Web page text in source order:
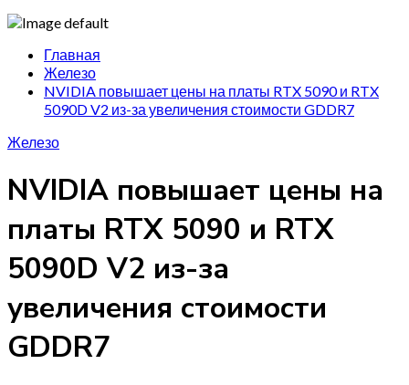
Главная
Железо
NVIDIA повышает цены на платы RTX 5090 и RTX
5090D V2 из-за увеличения стоимости GDDR7
Железо
NVIDIA повышает цены на
платы RTX 5090 и RTX
5090D V2 из-за
увеличения стоимости
GDDR7